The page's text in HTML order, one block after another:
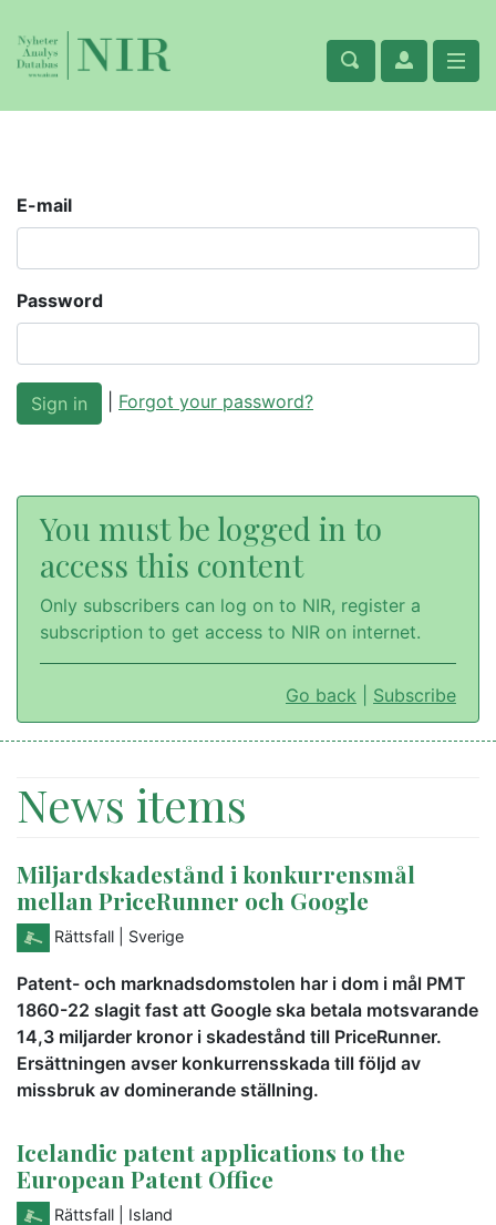
E-mail
Password
Forgot your password?
You must be logged in to
access this content
Only subscribers can log on to NIR, register a
subscription to get access to NIR on internet.
Go back Subscribe
News items
Miljardskadestånd i konkurrensmål
mellan PriceRunner och Google
Rättsfall | Sverige
Patent- och marknadsdomstolen har i dom i mål PMT
1860-22 slagit fast att Google ska betala motsvarande
14,3 miljarder kronor i skadestånd till PriceRunner.
Ersättningen avser konkurrensskada till följd av
missbruk av dominerande ställning.
Icelandic patent applications to the
European Patent Office
Rättsfall | Island